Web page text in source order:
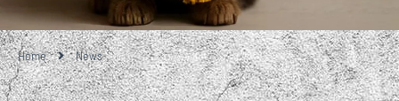
Home News